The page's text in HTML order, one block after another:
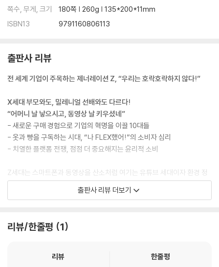
쪽수, 무게, 크기
180쪽 | 260g | 135*200*11mm
ISBN13
9791160806113
출판사 리뷰
전 세계 기업이 주목하는 제너레이션 Z, “우리는 호락호락하지 않다!”
X세대 부모와도, 밀레니얼 선배와도 다르다!
“어머니 날 낳으시고, 동영상 날 키우셨네”
- 새로운 구매 경험으로 기업의 혁명을 이끌 10대들
- 옷과 빵을 구독하는 시대, “나 FLEX했어!”의 소비자 심리
- 치열한 플랫폼 전쟁, 점점 더 중요해지는 윤리적 소비
Z세대는 스마트폰과 동영상을 산소처럼 여기는 유튜브 세대이자 환경 정
의나 기업의 윤리적 실천에 따른 가치 소비를 중시한다. 동시에 데이터를
기반으로 한 의사 결정을 하다 보니 이전 세대에 비해 브랜드 충성도가 낮
래, 그 혁명의 중심에 10대가 있다. 기업이 앞다투어 Z세대를 분석하고, 그
있는 이유다. 새로운 세대, 제너레이션 Z가 만들어 갈 리테일의 미래는 어
출판사 리뷰 더보기
리뷰/한줄평 1
리뷰
한줄평